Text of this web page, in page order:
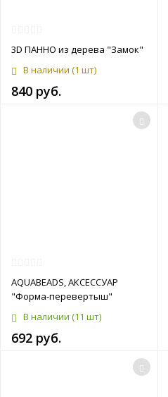
3D ПАННО из дерева "Замок"
В наличии (1 шт)
840 руб.
AQUABEADS, АКСЕССУАР
"Форма-перевертыш"
В наличии (11 шт)
692 руб.